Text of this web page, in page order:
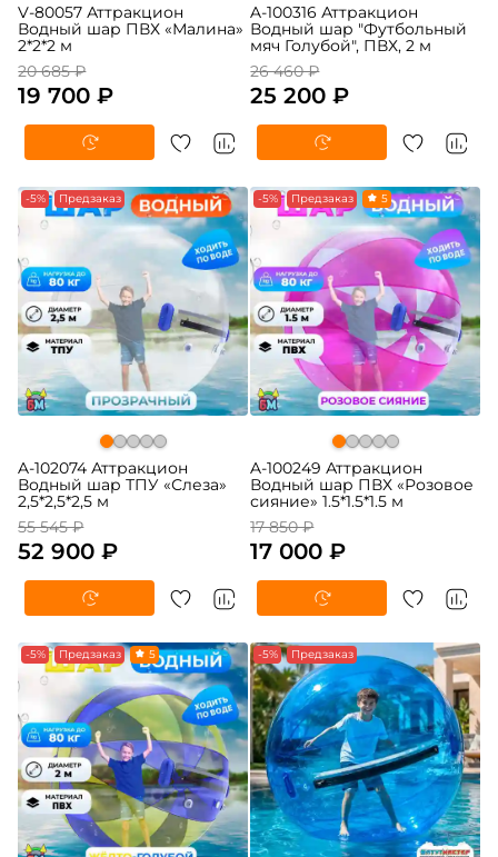
V-80057 Аттракцион
Водный шар ПВХ «Малина»
2*2*2 м
20 685 ₽
19 700 ₽
A-100316 Аттракцион
Водный шар "Футбольный
мяч Голубой", ПВХ, 2 м
26 460 ₽
25 200 ₽
-5% Предзаказ
A-102074 Аттракцион
Водный шар ТПУ «Слеза»
2,5*2,5*2,5 м
55 545 ₽
52 900 ₽
-5% Предзаказ 5
A-100249 Аттракцион
Водный шар ПВХ «Розовое
сияние» 1.5*1.5*1.5 м
17 850 ₽
17 000 ₽
-5% Предзаказ 5 -5% Предзаказ